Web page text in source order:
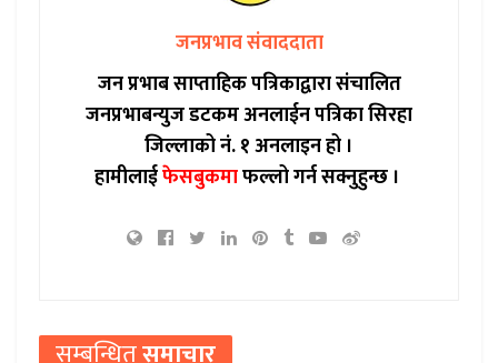
जनप्रभाव संवाददाता
जन प्रभाब साप्ताहिक पत्रिकाद्वारा संचालित
जनप्रभाबन्युज डटकम अनलाईन पत्रिका सिरहा
जिल्लाको नं. १ अनलाइन हो ।
हामीलाईफेसबुकमाफल्लो गर्न सक्नुहुन्छ ।
सम्बन्धितसमाचार